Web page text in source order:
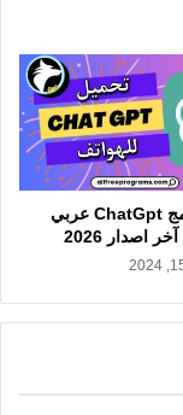
تحميل برنامج ChatGpt عربي